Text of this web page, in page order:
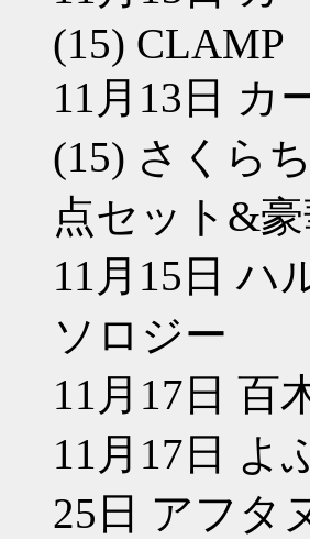
(15) CLAMP
11月13日 カ
(15) さくら
点セット&
11月15日 ハ
ソロジー
11月17日 百
11月17日 よ
25日 アフタ